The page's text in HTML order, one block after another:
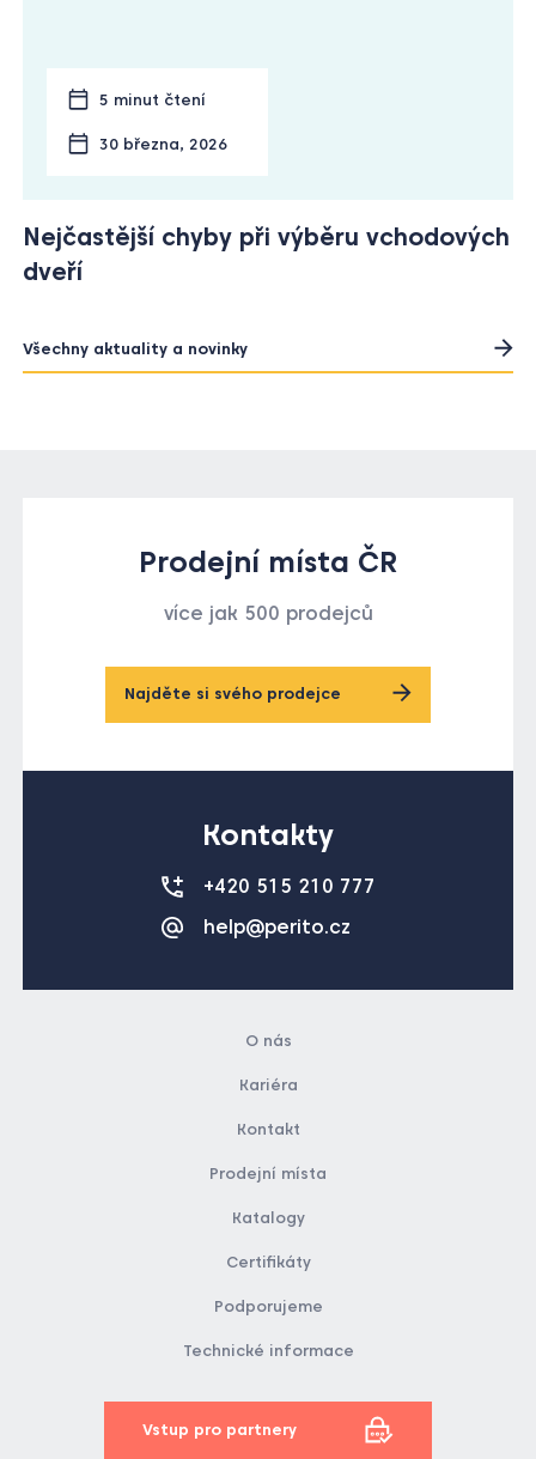
5 minut čtení
30 března, 2026
Nejčastější chyby při výběru vchodových
dveří
Všechny aktuality a novinky
Prodejní místa ČR
více jak 500 prodejců
Najděte si svého prodejce
Kontakty
+420 515 210 777
help@perito.cz
O nás
Kariéra
Kontakt
Prodejní místa
Katalogy
Certifikáty
Podporujeme
Technické informace
Vstup pro partnery